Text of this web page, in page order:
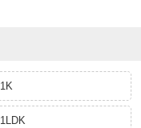
1K
1LDK